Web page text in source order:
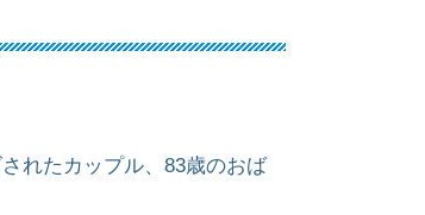
れたカップル、83歳のおば